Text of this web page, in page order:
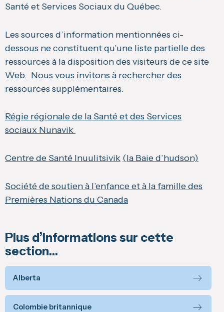
Santé et Services Sociaux du Québec.
Les sources d’information mentionnées ci-
dessous ne constituent qu’une liste partielle des
ressources à la disposition des visiteurs de ce site
Web. Nous vous invitons à rechercher des
ressources supplémentaires.
Régie régionale de la Santé et des Services
sociaux Nunavik
Centre de Santé Inuulitsivik (la Baie d’hudson)
Société de soutien à l’enfance et à la famille des
Premières Nations du Canada
Plus d’informations sur cette
section…
Alberta
Colombie britannique